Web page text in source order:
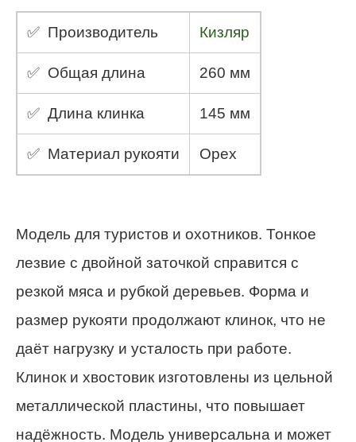
✅ Производитель Кизляр
✅ Общая длина 260 мм
✅ Длина клинка 145 мм
✅ Материал рукояти Орех
Модель для туристов и охотников. Тонкое
лезвие с двойной заточкой справится с
резкой мяса и рубкой деревьев. Форма и
размер рукояти продолжают клинок, что не
даёт нагрузку и усталость при работе.
Клинок и хвостовик изготовлены из цельной
металлической пластины, что повышает
надёжность. Модель универсальна и может